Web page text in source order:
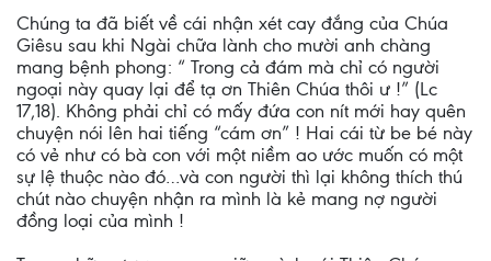
Chúng ta đã biết về cái nhận xét cay đắng của Chúa
Giêsu sau khi Ngài chữa lành cho mười anh chàng
mang bệnh phong: “ Trong cả đám mà chỉ có người
ngoại này quay lại để tạ ơn Thiên Chúa thôi ư !” (Lc
17,18). Không phải chỉ có mấy đứa con nít mới hay quên
chuyện nói lên hai tiếng “cám ơn” ! Hai cái từ be bé này
có vẻ như có bà con với một niềm ao ước muốn có một
sự lệ thuộc nào đó…và con người thì lại không thích thú
chút nào chuyện nhận ra mình là kẻ mang nợ người
đồng loại của mình !